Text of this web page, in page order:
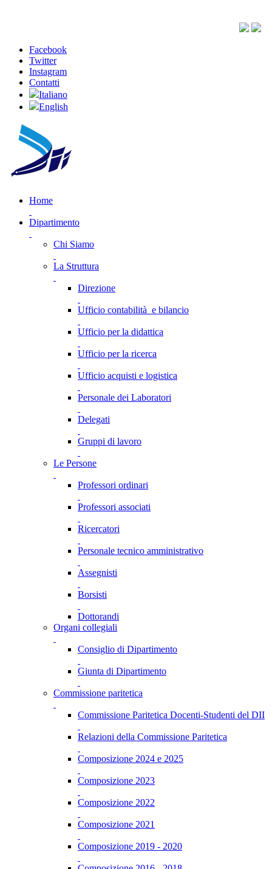
Facebook
Twitter
Instagram
Contatti
Italiano
English
Home
Dipartimento
Chi Siamo
La Struttura
Direzione
Ufficio contabilità e bilancio
Ufficio per la didattica
Ufficio per la ricerca
Ufficio acquisti e logistica
Personale dei Laboratori
Delegati
Gruppi di lavoro
Le Persone
Professori ordinari
Professori associati
Ricercatori
Personale tecnico amministrativo
Assegnisti
Borsisti
Dottorandi
Organi collegiali
Consiglio di Dipartimento
Giunta di Dipartimento
Commissione paritetica
Commissione Paritetica Docenti-Studenti del DII
Relazioni della Commissione Paritetica
Composizione 2024 e 2025
Composizione 2023
Composizione 2022
Composizione 2021
Composizione 2019 - 2020